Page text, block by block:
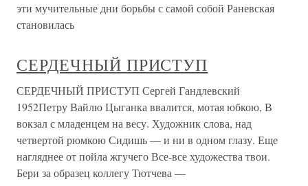
эти мучительные дни борьбы с самой собой Раневская
становилась
СЕРДЕЧНЫЙ ПРИСТУП
СЕРДЕЧНЫЙ ПРИСТУП Сергей Гандлевский
1952Петру Вайлю Цыганка ввалится, мотая юбкою, В
вокзал с младенцем на весу. Художник слова, над
четвертой рюмкою Сидишь — и ни в одном глазу. Еще
нагляднее от пойла жгучего Все-все художества твои.
Бери за образец коллегу Тютчева —